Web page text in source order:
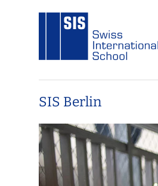
SIS Berlin